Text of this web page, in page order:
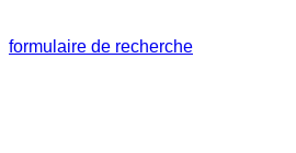
formulaire de recherche